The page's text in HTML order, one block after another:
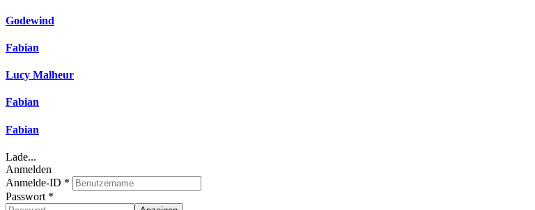
Godewind
Fabian
Lucy Malheur
Fabian
Fabian
Lade...
Anmelden
Anmelde-ID *
Passwort *